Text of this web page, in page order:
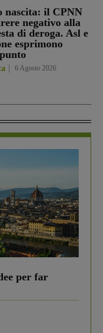
nascita: il CPNN
negativo alla
di deroga. Asl e
esprimono
6 Agosto 2026
per far